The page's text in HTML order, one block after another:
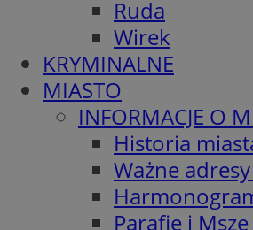
Ruda
Wirek
KRYMINALNE
MIASTO
INFORMACJE O
Historia
Ważne
Parafie i